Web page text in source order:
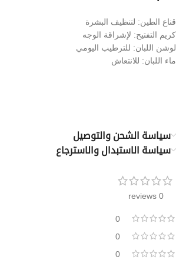
قناع الطين: لتنظيف البشرة
كريم التفتيح: لإشراقة الوجه
لوشن اللبان: للترطيب اليومي
ماء اللبان: للانتعاش
سياسة الشحن والتوصيل
سياسة الاستبدال والاسترجاع
0 reviews
0
0
0